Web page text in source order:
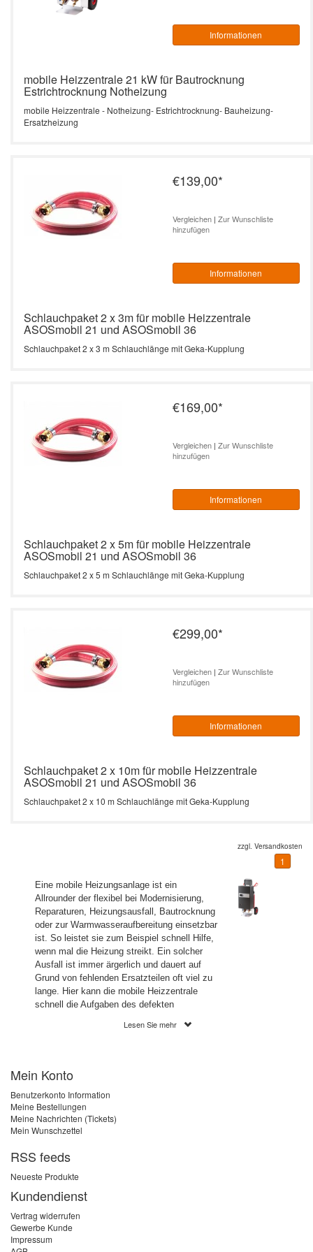
Informationen
mobile Heizzentrale 21 kW für Bautrocknung
Estrichtrocknung Notheizung
mobile Heizzentrale - Notheizung- Estrichtrocknung- Bauheizung-
Ersatzheizung
€139,00*
Vergleichen| Zur Wunschliste
hinzufügen
Informationen
Schlauchpaket 2 x 3m für mobile Heizzentrale
ASOSmobil 21 und ASOSmobil 36
Schlauchpaket 2 x 3 m Schlauchlänge mit Geka-Kupplung
€169,00*
Vergleichen| Zur Wunschliste
hinzufügen
Informationen
Schlauchpaket 2 x 5m für mobile Heizzentrale
ASOSmobil 21 und ASOSmobil 36
Schlauchpaket 2 x 5 m Schlauchlänge mit Geka-Kupplung
€299,00*
Vergleichen| Zur Wunschliste
hinzufügen
Informationen
Schlauchpaket 2 x 10m für mobile Heizzentrale
ASOSmobil 21 und ASOSmobil 36
Schlauchpaket 2 x 10 m Schlauchlänge mit Geka-Kupplung
zzgl. Versandkosten
1
Eine mobile Heizungsanlage ist ein
Allrounder der flexibel bei Modernisierung,
Reparaturen, Heizungsausfall, Bautrocknung
oder zur Warmwasseraufbereitung einsetzbar
ist. So leistet sie zum Beispiel schnell Hilfe,
wenn mal die Heizung streikt. Ein solcher
Ausfall ist immer ärgerlich und dauert auf
Grund von fehlenden Ersatzteilen oft viel zu
lange. Hier kann die mobile Heizzentrale
schnell die Aufgaben des defekten
Heizzentrale wird inklusive aller benötigten
Energieversorgung erfolgt über einen
Anschluss an das bestehende Heizsystem
erfolgt über GEKA-Kupplungen. Bei Bedarf
können hier auch Schlauchpakete in
verschieden Längen mitbestellt werden. So
ist die Anlage innerhalb von wenigen Minuten
einsatzbereit.
Die mobile Heizzentrale ist in verschiedenen
Leistungsstärken, von 4 kW bis 48 kW,
erhältlich. Dank ihrer kompakten und leichten
Bauform kann die mobile Heizzentrale von
nur einer Person bewegt und angeschlossen
Lesen Sie mehr
Mein Konto
Benutzerkonto Information
Meine Bestellungen
Meine Nachrichten (Tickets)
Mein Wunschzettel
RSS feeds
Neueste Produkte
Kundendienst
Vertrag widerrufen
Gewerbe Kunde
Impressum